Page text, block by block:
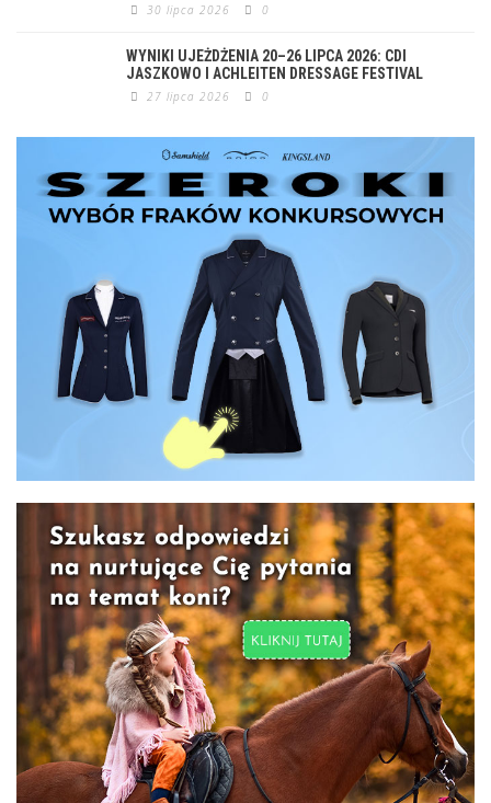
30 lipca 2026 0
WYNIKI UJEŻDŻENIA 20–26 LIPCA 2026: CDI
JASZKOWO I ACHLEITEN DRESSAGE FESTIVAL
27 lipca 2026 0